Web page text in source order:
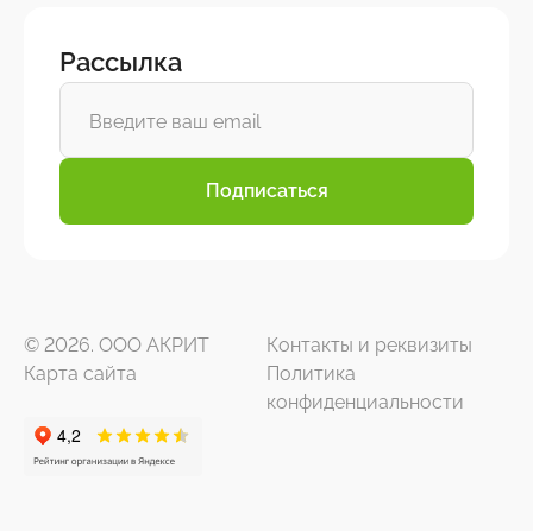
Рассылка
Подписаться
© 2026. ООО АКРИТ
Контакты и реквизиты
Карта сайта
Политика
конфиденциальности